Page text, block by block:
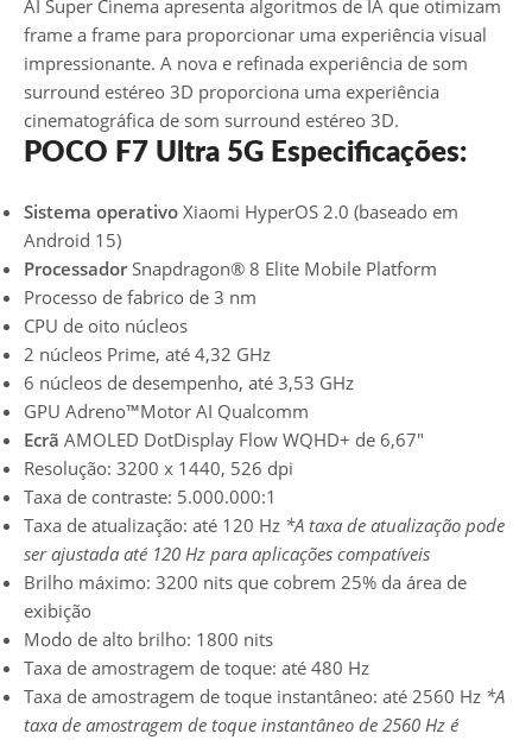
AI Super Cinema apresenta algoritmos de IA que otimizam
frame a frame para proporcionar uma experiência visual
impressionante. A nova e refinada experiência de som
surround estéreo 3D proporciona uma experiência
cinematográfica de som surround estéreo 3D.
POCO F7 Ultra 5G Especificações:
Sistema operativo Xiaomi HyperOS 2.0 (baseado em
Android 15)
ProcessadorSnapdragon® 8 Elite Mobile Platform
Processo de fabrico de 3 nm
CPU de oito núcleos
2 núcleos Prime, até 4,32 GHz
6 núcleos de desempenho, até 3,53 GHz
GPU Adreno™Motor AI Qualcomm
Ecrã AMOLED DotDisplay Flow WQHD+ de 6,67″
Resolução: 3200 x 1440, 526 dpi
Taxa de contraste: 5.000.000:1
Taxa de atualização: até 120 Hz *A taxa de atualização pode
ser ajustada até 120 Hz para aplicações compatíveis
Brilho máximo: 3200 nits que cobrem 25% da área de
exibição
Modo de alto brilho: 1800 nits
Taxa de amostragem de toque: até 480 Hz
Taxa de amostragem de toque instantâneo: até 2560 Hz *A
taxa de amostragem de toque instantâneo de 2560 Hz é